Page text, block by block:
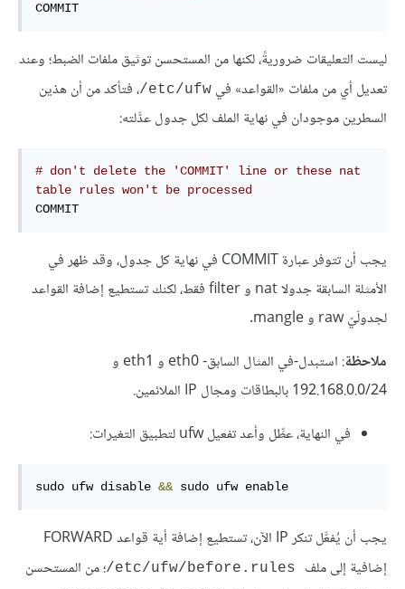
COMMIT
ليست التعليقات ضروريةً، لكنها من المستحسن توثيق ملفات الضبط؛ وعند
تعديل أي من ملفات «القواعد» في ‎ /etc/ufw، فتأكد من أن هذين
السطرين موجودان في نهاية الملف لكل جدول عدَّلته:
# don't delete the 'COMMIT' line or these nat
table rules won't be processed
COMMIT
يجب أن تتوفر عبارة COMMIT في نهاية كل جدول، وقد ظهر في
الأمثلة السابقة جدولا nat و filter فقط، لكنك تستطيع إضافة القواعد
لجدولَيّ raw و mangle.
ملاحظة
: استبدل-في المثال السابق- eth0 و eth1 و
192.168.0.0/24 بالبطاقات ومجال IP الملائمين.
في النهاية، عطِّل وأعد تفعيل ufw لتطبيق التغيرات:
sudo ufw disable && sudo ufw enable
يجب أن يُفعَّل تنكر IP الآن، تستطيع إضافة أية قواعد FORWARD
إضافية إلى ملف
؛ من المستحسن